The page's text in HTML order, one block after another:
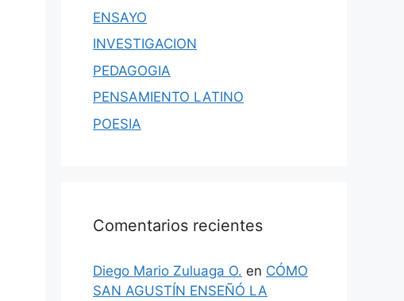
ENSAYO
INVESTIGACION
PEDAGOGIA
PENSAMIENTO LATINO
POESIA
Comentarios recientes
Diego Mario Zuluaga O. en CÓMO
SAN AGUSTÍN ENSEÑÓ LA